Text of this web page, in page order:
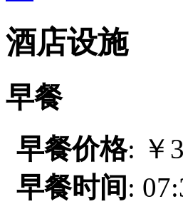
酒店设施
早餐
早餐价格: ￥
早餐时间 :